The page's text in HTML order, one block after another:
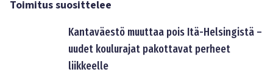
Toimitus suosittelee
Kantaväestö muuttaa pois Itä-Helsingistä –
uudet koulurajat pakottavat perheet
liikkeelle